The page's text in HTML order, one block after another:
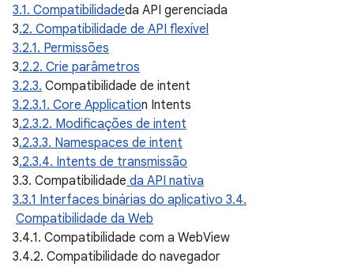
3.1. Compatibilidadeda API gerenciada
3.2. Compatibilidade de API flexível
3.2.1. Permissões
3.2.2. Crie parâmetros
3.2.3. Compatibilidade de intent
3.2.3.1. Core Application Intents
3.2.3.2. Modificações de intent
3.2.3.3. Namespaces de intent
3.2.3.4. Intents de transmissão
3.3. Compatibilidade da API nativa
3.3.1 Interfaces binárias do aplicativo 3.4.
Compatibilidade da Web
3.4.1. Compatibilidade com a WebView
3.4.2. Compatibilidade do navegador